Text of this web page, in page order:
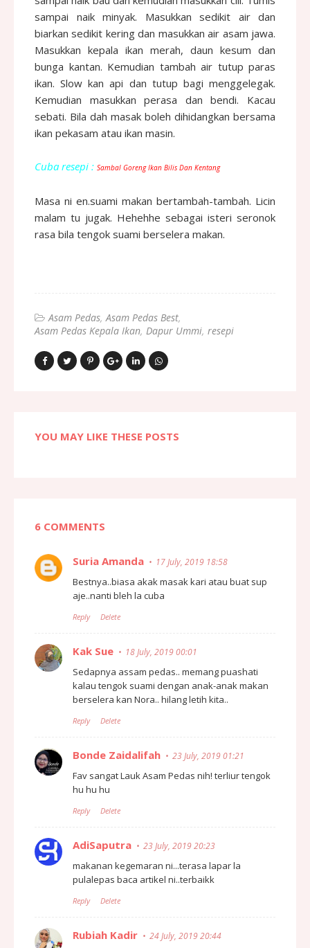
sampai naik minyak. Masukkan sedikit air dan
biarkan sedikit kering dan masukkan air asam jawa.
Masukkan kepala ikan merah, daun kesum dan
bunga kantan. Kemudian tambah air tutup paras
ikan. Slow kan api dan tutup bagi menggelegak.
Kemudian masukkan perasa dan bendi. Kacau
sebati. Bila dah masak boleh dihidangkan bersama
ikan pekasam atau ikan masin.
Cuba resepi : Sambal Goreng Ikan Bilis Dan Kentang
Masa ni en.suami makan bertambah-tambah. Licin
malam tu jugak. Hehehhe sebagai isteri seronok
rasa bila tengok suami berselera makan.
Asam Pedas Asam Pedas Best
Asam Pedas Kepala Ikan Dapur Ummi resepi
YOU MAY LIKE THESE POSTS
6 COMMENTS
Suria Amanda 17 July, 2019 18:58
Bestnya..biasa akak masak kari atau buat sup
aje..nanti bleh la cuba
Reply Delete
Kak Sue 18 July, 2019 00:01
Sedapnya assam pedas.. memang puashati
kalau tengok suami dengan anak-anak makan
berselera kan Nora.. hilang letih kita..
Reply Delete
Bonde Zaidalifah 23 July, 2019 01:21
Fav sangat Lauk Asam Pedas nih! terliur tengok
hu hu hu
Reply Delete
AdiSaputra 23 July, 2019 20:23
makanan kegemaran ni...terasa lapar la
pulalepas baca artikel ni..terbaikk
Reply Delete
Rubiah Kadir 24 July, 2019 20:44